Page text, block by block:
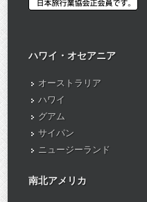
ハワイ・オセアニア
オーストラリア
ハワイ
グアム
サイパン
ニュージーランド
南北アメリカ